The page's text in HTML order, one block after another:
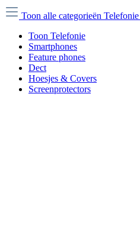
Toon alle categorieën Telefonie
Toon Telefonie
Smartphones
Feature phones
Dect
Hoesjes & Covers
Screenprotectors